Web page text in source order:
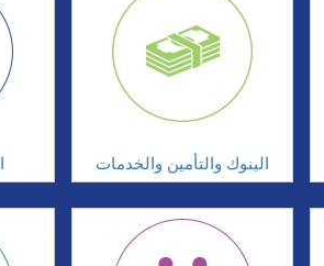
البنوك والتأمين والخدمات